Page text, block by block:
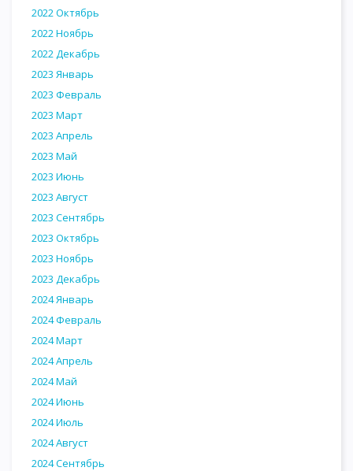
2022 Октябрь
2022 Ноябрь
2022 Декабрь
2023 Январь
2023 Февраль
2023 Март
2023 Апрель
2023 Май
2023 Июнь
2023 Август
2023 Сентябрь
2023 Октябрь
2023 Ноябрь
2023 Декабрь
2024 Январь
2024 Февраль
2024 Март
2024 Апрель
2024 Май
2024 Июнь
2024 Июль
2024 Август
2024 Сентябрь